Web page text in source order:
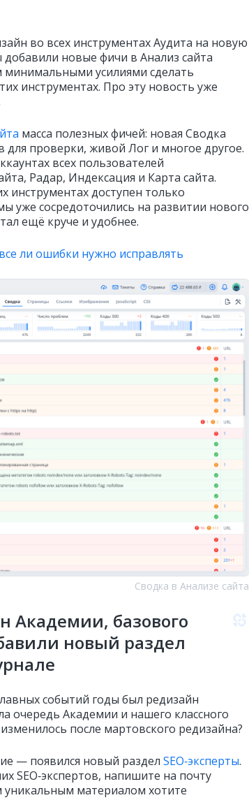
во всех инструментах Аудита на новую
новые фичи в Анализ сайта
минимальными усилиями сделать
инструментах. Про эту новость уже
масса полезных фичей: новая Сводка
для проверки, живой Лог и многое другое.
всех пользователей
Радар, Индексация и Карта сайта.
инструментах доступен только
уже сосредоточились на развитии нового
ещё круче и удобнее.
ли ошибки нужно исправлять
Сводка в Анализе сайта
Академии, базового
новый раздел
событий годы был редизайн
очередь Академии и нашего классного
после мартовского редизайна?
— появился новый раздел SEO‑эксперты.
SEO‑экспертов, напишите на почту
уникальным материалом хотите